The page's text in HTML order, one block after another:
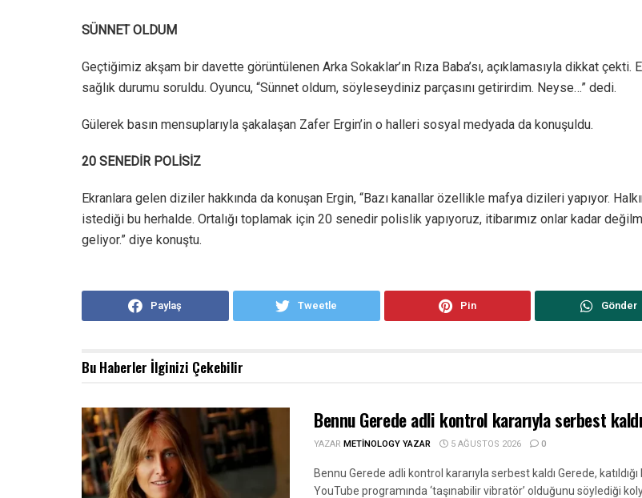
SÜNNET OLDUM
Geçtiğimiz akşam bir davette görüntülenen Arka Sokaklar’ın Rıza Baba’sı, açıklamasıyla dikkat çekti.
sağlık durumu soruldu. Oyuncu, “Sünnet oldum, söyleseydiniz parçasını getirirdim. Neyse…” dedi.
Gülerek basın mensuplarıyla şakalaşan Zafer Ergin’in o halleri sosyal medyada da konuşuldu.
20 SENEDİR POLİSİZ
Ekranlara gelen diziler hakkında da konuşan Ergin, “Bazı kanallar özellikle mafya dizileri yapıyor.
istediği bu herhalde. Ortalığı toplamak için 20 senedir polislik yapıyoruz, itibarımız onlar kadar
geliyor.” diye konuştu.
Paylaş Tweetle Pin Gönder
Bu Haberler İlginizi Çekebilir
Bennu Gerede adli kontrol kararıyla serbest kaldı
YAZAR METINOLOGY YAZAR 5 AĞUSTOS 2026 0
Bennu Gerede adli kontrol kararıyla serbest kaldı Gerede, katıldığı
YouTube programında ‘taşınabilir vibratör’ olduğunu söylediği